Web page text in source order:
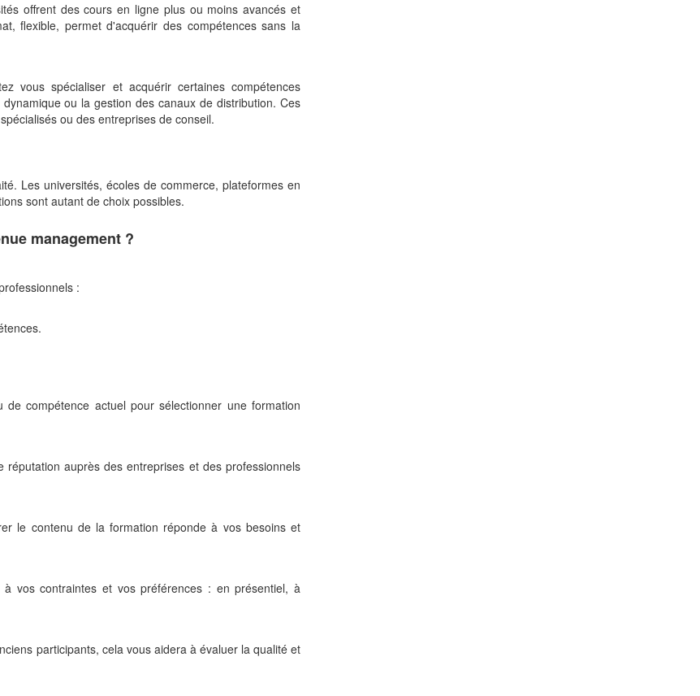
offrent des cours en ligne plus ou moins avancés et
flexible, permet d'acquérir des compétences sans la
vous spécialiser et acquérir certaines compétences
ou la gestion des canaux de distribution. Ces
ou des entreprises de conseil.
Les universités, écoles de commerce, plateformes en
sont autant de choix possibles.
management ?
:
compétence actuel pour sélectionner une formation
auprès des entreprises et des professionnels
le contenu de la formation réponde à vos besoins et
vos contraintes et vos préférences : en présentiel, à
participants, cela vous aidera à évaluer la qualité et